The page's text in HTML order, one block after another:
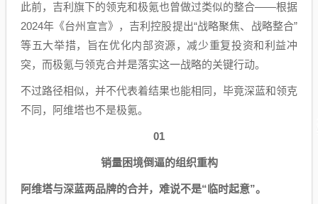
此前，吉利旗下的领克和极氪也曾做过类似的整合——根据
2024年《台州宣言》，吉利控股提出“战略聚焦、战略整合”
等五大举措，旨在优化内部资源，减少重复投资和利益冲
突，而极氪与领克合并是落实这一战略的关键行动。
不过路径相似，并不代表着结果也能相同，毕竟深蓝和领克
不同，阿维塔也不是极氪。
01
销量困境倒逼的组织重构
阿维塔与深蓝两品牌的合并，难说不是“临时起意”。